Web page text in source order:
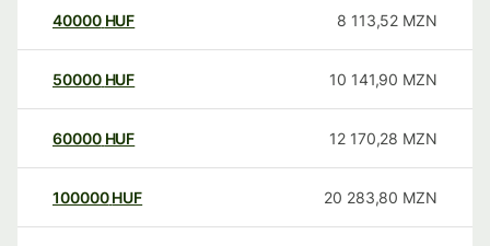
40000 HUF 8 113,52 MZN
50000 HUF 10 141,90 MZN
60000 HUF 12 170,28 MZN
100000 HUF 20 283,80 MZN